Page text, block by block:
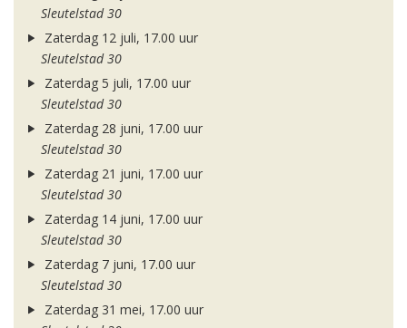
Sleutelstad 30
Zaterdag 12 juli, 17.00 uur
Sleutelstad 30
Zaterdag 5 juli, 17.00 uur
Sleutelstad 30
Zaterdag 28 juni, 17.00 uur
Sleutelstad 30
Zaterdag 21 juni, 17.00 uur
Sleutelstad 30
Zaterdag 14 juni, 17.00 uur
Sleutelstad 30
Zaterdag 7 juni, 17.00 uur
Sleutelstad 30
Zaterdag 31 mei, 17.00 uur